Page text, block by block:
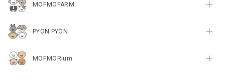
MOFMOFARM
PYON PYON
MOFMORium